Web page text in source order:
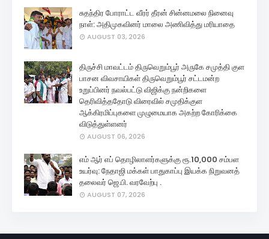
சுதந்திர போராட்ட வீரர் தீரன் சின்னமலை நினைவு
நாள்: அதிமுகவினர் மாலை அணிவித்து மரியாதை
AUGUST 03, 2026
திருச்சி மாவட்டம் திருவெறும்பூர் அருகே சமுத்தி குள
பாசன விவசாயிகள் திருவெறும்பூர் சட்டமன்ற
உறுப்பினர் நவல்பட்டு விஜிக்கு நன்றிகளை
தெரிவித்ததோடு விரைவில் சமுதிக்குள
ஆக்கிரமிப்புகளை முழுமையாக அகற்ற கோரிக்கை
விடுத்துள்ளனர்
AUGUST 06, 2026
எம் ஆர் எப் தொழிலாளர்களுக்கு ரூ.10,000 சம்பள
உயர்வு: நேதாஜி மக்கள் பாதுகாப்பு இயக்க நிறுவனத்
தலைவர் ஜெ.பி. வரவேற்பு .
AUGUST 07, 2026